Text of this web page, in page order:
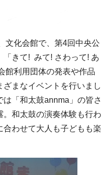
化会館で、第4回中央公
「きて! みて! さわって! あ
館利用団体の発表や作品
まなイベントを行いまし
「和太鼓annma」の皆さ
和太鼓の演奏体験も行わ
わせて大人も子どもも楽